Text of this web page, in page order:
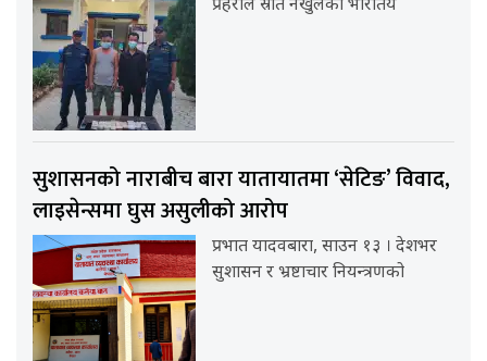
प्रहरीले स्रोत नखुलेको भारतिय
सुशासनको नाराबीच बारा यातायातमा ‘सेटिङ’ विवाद,
लाइसेन्समा घुस असुलीको आरोप
प्रभात यादवबारा, साउन १३ । देशभर
सुशासन र भ्रष्टाचार नियन्त्रणको